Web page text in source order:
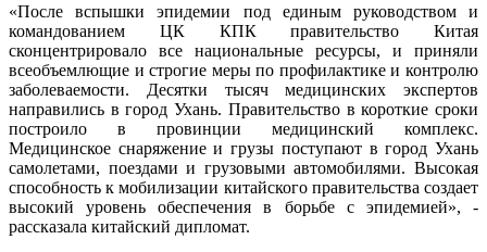
«После вспышки эпидемии под единым руководством и
командованием ЦК КПК правительство Китая
сконцентрировало все национальные ресурсы, и приняли
всеобъемлющие и строгие меры по профилактике и контролю
заболеваемости. Десятки тысяч медицинских экспертов
направились в город Ухань. Правительство в короткие сроки
построило в провинции медицинский комплекс.
Медицинское снаряжение и грузы поступают в город Ухань
самолетами, поездами и грузовыми автомобилями. Высокая
способность к мобилизации китайского правительства создает
высокий уровень обеспечения в борьбе с эпидемией», -
рассказала китайский дипломат.